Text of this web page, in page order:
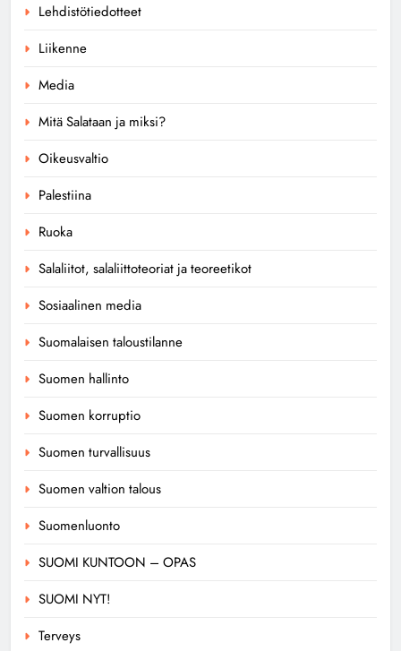
Lehdistötiedotteet
Liikenne
Media
Mitä Salataan ja miksi?
Oikeusvaltio
Palestiina
Ruoka
Salaliitot, salaliittoteoriat ja teoreetikot
Sosiaalinen media
Suomalaisen taloustilanne
Suomen hallinto
Suomen korruptio
Suomen turvallisuus
Suomen valtion talous
Suomenluonto
SUOMI KUNTOON – OPAS
SUOMI NYT!
Terveys